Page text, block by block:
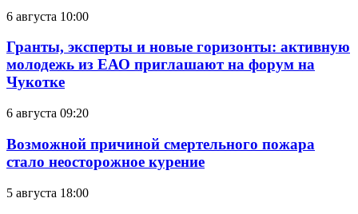
6 августа 10:00
Гранты, эксперты и новые горизонты: активную
молодежь из ЕАО приглашают на форум на
Чукотке
6 августа 09:20
Возможной причиной смертельного пожара
стало неосторожное курение
5 августа 18:00